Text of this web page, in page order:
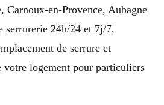
Carnoux-en-Provence, Aubagne
serrurerie 24h/24 et 7j/7,
de serrure et
votre logement pour particuliers